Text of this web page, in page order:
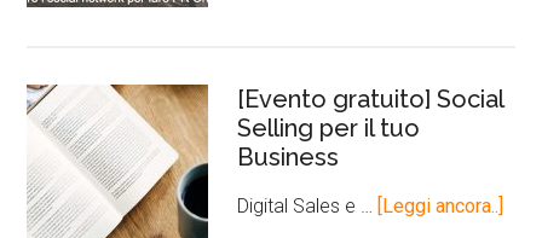
[Evento gratuito] Social
Selling per il tuo
Business
Digital Sales e … [Leggi ancora..]